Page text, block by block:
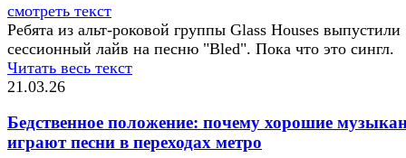
смотреть текст
Ребята из альт-роковой группы Glass Houses выпустили
сессионный лайв на песню "Bled". Пока что это сингл.
Читать весь текст
21.03.26
Бедственное положение: почему хорошие
играют песни в переходах метро